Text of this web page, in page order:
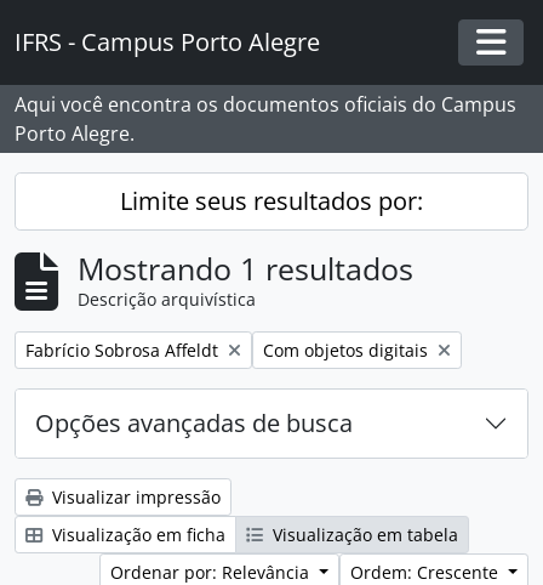
IFRS - Campus Porto Alegre
Aqui você encontra os documentos oficiais do Campus
Porto Alegre.
Limite seus resultados por:
Mostrando 1 resultados
Descrição arquivística
Remover filtro:
Fabrício Sobrosa Affeldt Remover filtro:
Com objetos digitais
Opções avançadas de busca
Visualizar impressão
Visualização em ficha
Visualização em tabela
Ordenar por: Relevância
Ordem: Crescente